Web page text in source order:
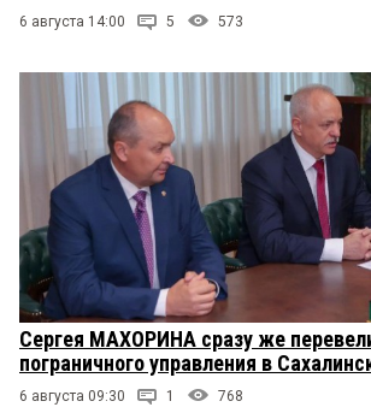
6 августа 14:00 5 573
Сергея МАХОРИНА сразу же
пограничного управления в
6 августа 09:30 1 768